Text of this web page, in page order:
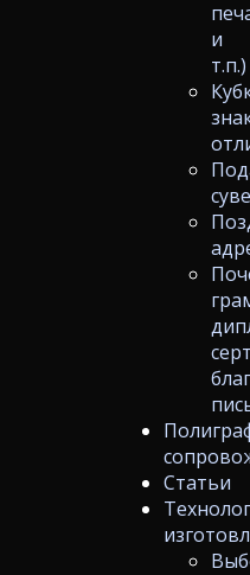
и
т.п.)
Статьи